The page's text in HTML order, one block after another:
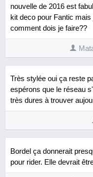
nouvelle de 2016 est
kit deco pour Fantic
comment dois je faire??
Très stylée oui ça reste
espérons que le réseau
très dures à trouver
Bordel ça donnerait
pour rider. Elle devrait